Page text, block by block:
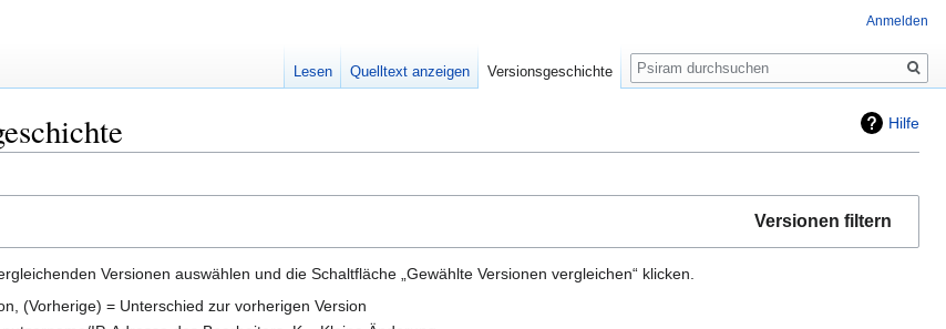
Hilfe
Versionen filtern
Versionen auswählen und die Schaltfläche „Gewählte Versionen vergleichen“ klicken.
(Vorherige) = Unterschied zur vorherigen Version
Anmelden
Lesen Quelltext anzeigen Versionsgeschichte
Suche